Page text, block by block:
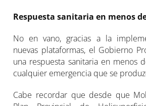
Respuesta sanitaria en menos
No en vano, gracias a la
nuevas plataformas, el Gobierno
una respuesta sanitaria en menos
cualquier emergencia que se
Cabe recordar que desde que